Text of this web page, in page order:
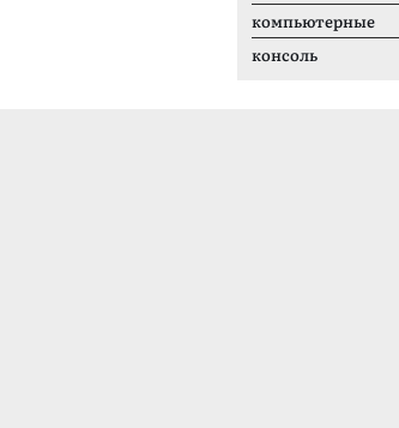
компьютерные
консоль